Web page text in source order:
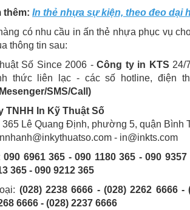
thêm: In thẻ nhựa sự kiện, theo đeo dại
có nhu cầu in ấn thẻ nhựa phục vụ
thông tin sau:
Số Since 2006 -Công ty in KTS 24/
thức liên lạc - các số hotline, điện
SMS/Call)
TNHH In Kỹ Thuật Số
Lê Quang Định, phường 5, quận Bình
- in@inkts.com
090 6961 365 - 090 1180 365 - 090
365 - 090 9212 365
(028) 2238 6666 - (028) 2262 6666
6666 - (028) 2237 6666